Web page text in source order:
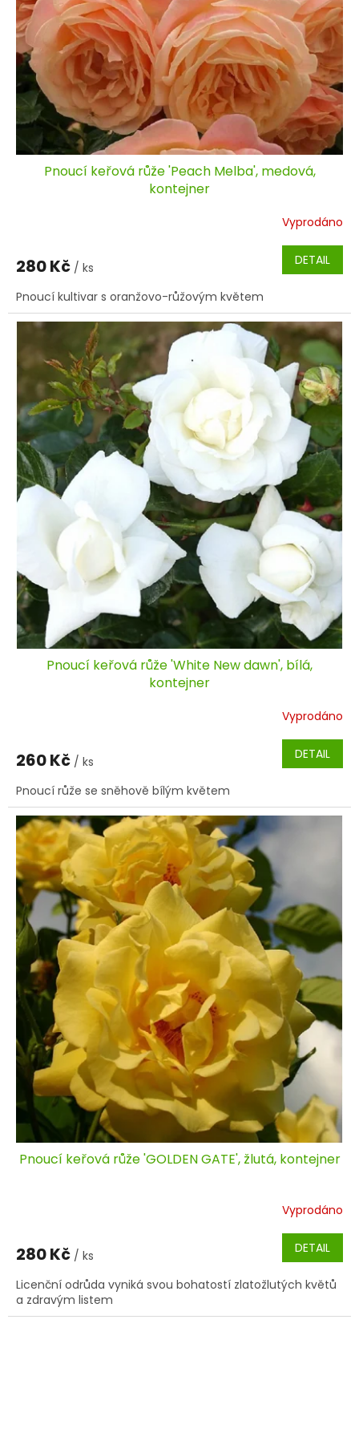
Pnoucí keřová růže 'Peach Melba', medová,
kontejner
Vyprodáno
280 Kč / ks DETAIL
Pnoucí kultivar s oranžovo-růžovým květem
Pnoucí keřová růže 'White New dawn', bílá,
kontejner
Vyprodáno
260 Kč / ks DETAIL
Pnoucí růže se sněhově bílým květem
Pnoucí keřová růže 'GOLDEN GATE', žlutá, kontejner
Vyprodáno
280 Kč / ks DETAIL
Licenční odrůda vyniká svou bohatostí zlatožlutých květů
a zdravým listem